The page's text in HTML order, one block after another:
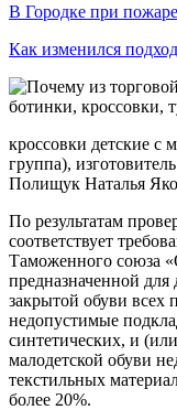
В Городке при
Как изменился
кроссовки детские с
группа),
Полищук Наталья
По результатам
соответствует
Таможенного союза
предназначенной для
закрытой обуви всех
недопустимые
синтетических, и
малодетской обуви
текстильных
более 20%.